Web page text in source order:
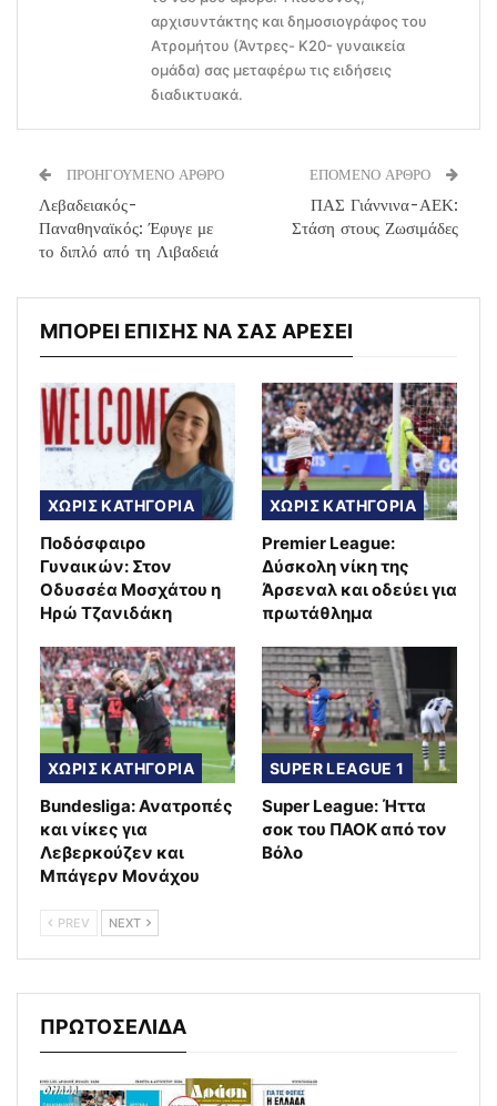
αρχισυντάκτης και δημοσιογράφος του
Ατρομήτου (Άντρες- Κ20- γυναικεία
ομάδα) σας μεταφέρω τις ειδήσεις
διαδικτυακά.
ΠΡΟΗΓΟΥΜΕΝΟ ΑΡΘΡΟ
Λεβαδειακός-
Παναθηναϊκός: Έφυγε με
το διπλό από τη Λιβαδειά
ΕΠΟΜΕΝΟ ΑΡΘΡΟ
ΠΑΣ Γιάννινα-ΑΕΚ:
Στάση στους Ζωσιμάδες
ΜΠΟΡΕΙ ΕΠΙΣΗΣ ΝΑ ΣΑΣ ΑΡΕΣΕΙ
ΧΩΡΙΣ ΚΑΤΗΓΟΡΙΑ
Ποδόσφαιρο
Γυναικών: Στον
Οδυσσέα Μοσχάτου η
Ηρώ Τζανιδάκη
ΧΩΡΙΣ ΚΑΤΗΓΟΡΙΑ
Premier League:
Δύσκολη νίκη της
Άρσεναλ και οδεύει για
πρωτάθλημα
ΧΩΡΙΣ ΚΑΤΗΓΟΡΙΑ
Bundesliga: Ανατροπές
και νίκες για
Λεβερκούζεν και
Μπάγερν Μονάχου
SUPER LEAGUE 1
Super League: Ήττα
σοκ του ΠΑΟΚ από τον
Βόλο
PREV NEXT
ΠΡΩΤΟΣΕΛΙΔΑ